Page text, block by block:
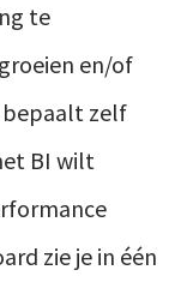
te
en/of
bepaalt zelf
BI wilt
zie je in één